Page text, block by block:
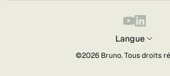
©2026 Bruno. Tous droits
Langue